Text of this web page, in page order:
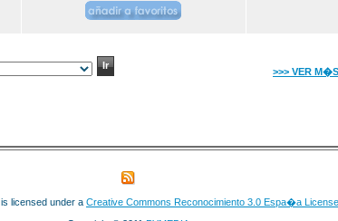
>>> VER
is licensed under a Creative Commons Reconocimiento 3.0 Espa�a License